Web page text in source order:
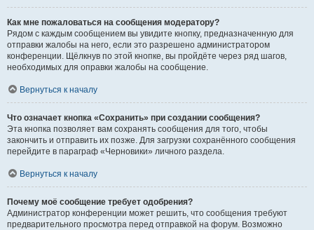
Как мне пожаловаться на сообщения модератору?
Рядом с каждым сообщением вы увидите кнопку, предназначенную для
отправки жалобы на него, если это разрешено администратором
конференции. Щёлкнув по этой кнопке, вы пройдёте через ряд шагов,
необходимых для оправки жалобы на сообщение.
Вернуться к началу
Что означает кнопка «Сохранить» при создании сообщения?
Эта кнопка позволяет вам сохранять сообщения для того, чтобы
закончить и отправить их позже. Для загрузки сохранённого сообщения
перейдите в параграф «Черновики» личного раздела.
Вернуться к началу
Почему моё сообщение требует одобрения?
Администратор конференции может решить, что сообщения требуют
предварительного просмотра перед отправкой на форум. Возможно